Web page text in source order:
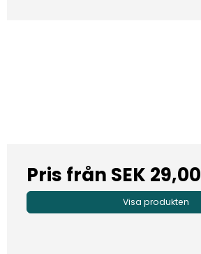
Pris från SEK 29,00
Visa produkten